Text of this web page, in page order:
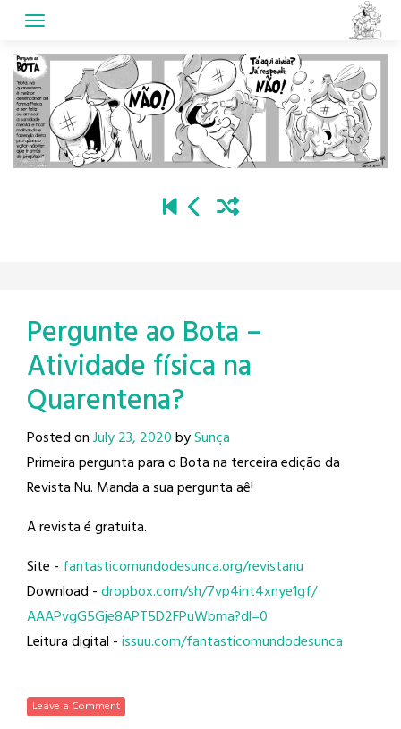
content
Pergunte ao Bota –
Atividade física na
Quarentena?
Posted onJuly 23, 2020bySunça
Primeira pergunta para o Bota na terceira edição da
Revista Nu. Manda a sua pergunta aê!
A revista é gratuita.
Site - fantasticomundodesunca.org/revistanu
Download -dropbox.com/sh/7vp4int4xnye1gf/
AAAPvgG5Gje8APT5D2FPuWbma?dl=0
Leitura digital -issuu.com/fantasticomundodesunca
Leave a Comment